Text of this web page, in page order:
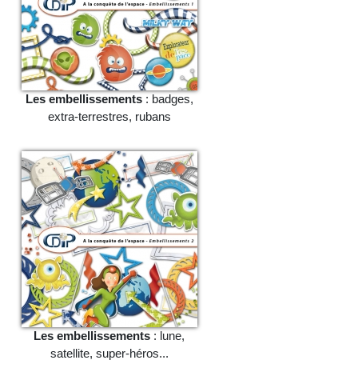
Les embellissements: badges,
extra-terrestres, rubans
Les embellissements : lune,
satellite, super-héros...